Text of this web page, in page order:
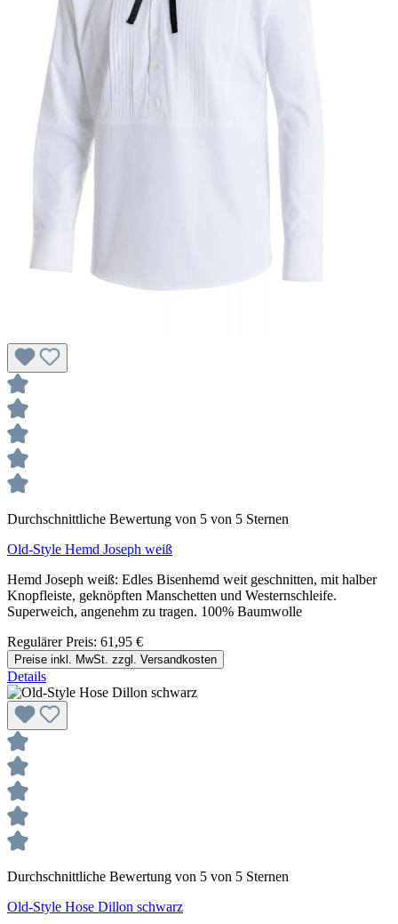
Durchschnittliche Bewertung von 5 von 5 Sternen
Old-Style Hemd Joseph weiß
Hemd Joseph weiß: Edles Bisenhemd weit geschnitten, mit halber
Knopfleiste, geknöpften Manschetten und Westernschleife.
Superweich, angenehm zu tragen. 100% Baumwolle
Regulärer Preis: 61,95 €
Preise inkl. MwSt. zzgl. Versandkosten
Details
Durchschnittliche Bewertung von 5 von 5 Sternen
Old-Style Hose Dillon schwarz